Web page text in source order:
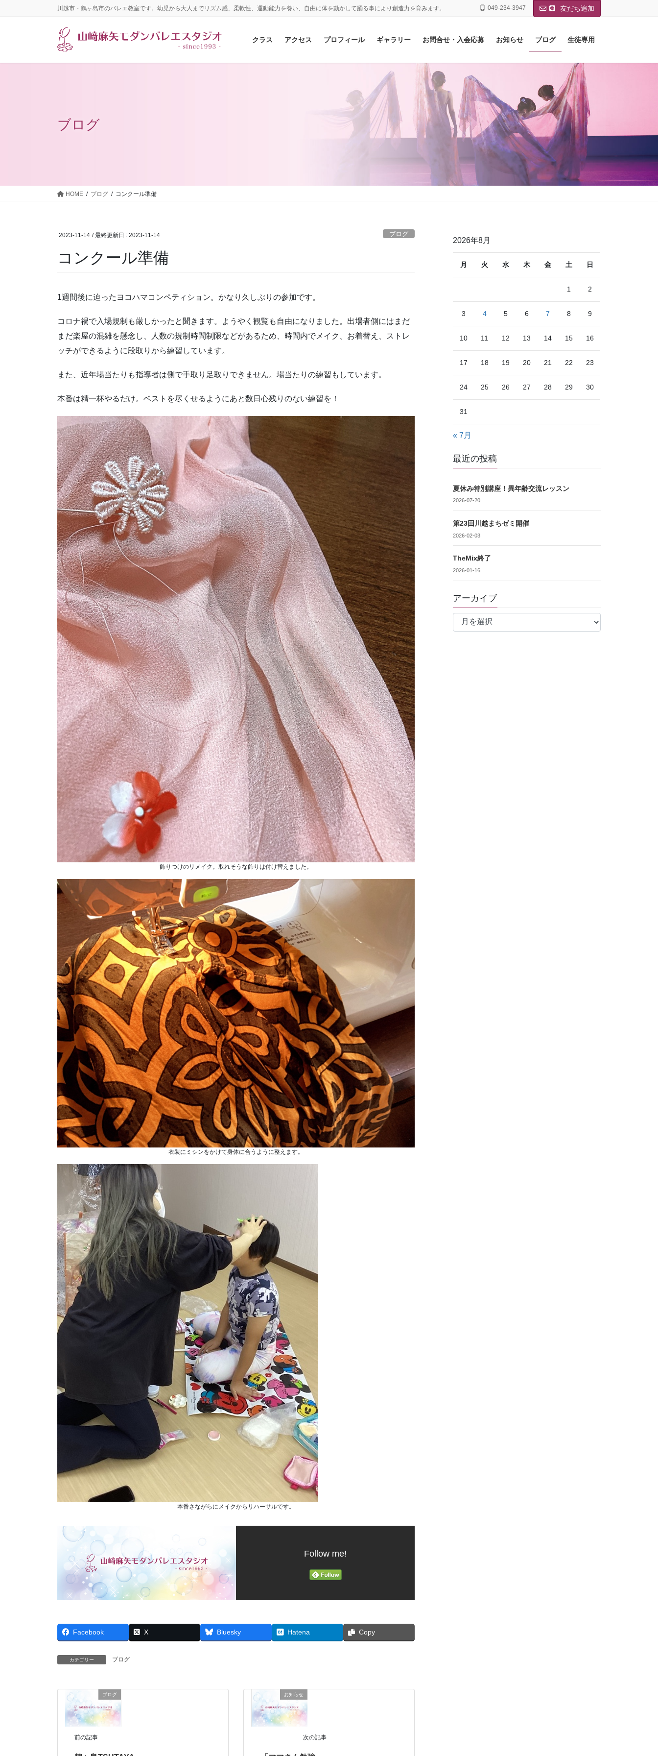
に
ョ
川越市・鶴ヶ島市のバレエ教室です。幼児から大人までリズム感、柔軟性、運動能力を養い、自由に体を動かして踊る事により創造力を育みます。 049-234-3947 友だち追加
クラス アクセス プロフィール ギャラリー お問合せ・入会応募 お知らせ ブログ 生徒専用
ブログ
HOME ブログ コンクール準備
2023-11-14 / 最終更新日 : 2023-11-14 ブログ
コンクール準備
1週間後に迫ったヨコハマコンペティション。かなり久しぶりの参加です。
コロナ禍で入場規制も厳しかったと聞きます。ようやく観覧も自由になりました。出場者側にはまだ
まだ楽屋の混雑を懸念し、人数の規制時間制限などがあるため、時間内でメイク、お着替え、ストレ
ッチができるように段取りから練習しています。
また、近年場当たりも指導者は側で手取り足取りできません。場当たりの練習もしています。
本番は精一杯やるだけ。ベストを尽くせるようにあと数日心残りのない練習を！
飾りつけのリメイク。取れそうな飾りは付け替えました。
衣装にミシンをかけて身体に合うように整えます。
本番さながらにメイクからリハーサルです。
Follow me!
Facebook X Bluesky Hatena Copy
カテゴリー ブログ
ブログ
前の記事
お知らせ
次の記事
2026年8月
月 火 水 木 金 土 日
1 2
3 4 5 6 7 8 9
10 11 12 13 14 15 16
17 18 19 20 21 22 23
24 25 26 27 28 29 30
31
« 7月
最近の投稿
夏休み特別講座！異年齢交流レッスン
2026-07-20
第23回川越まちゼミ開催
2026-02-03
TheMix終了
2026-01-16
アーカイブ
ア